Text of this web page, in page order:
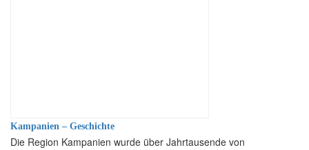
Kampanien – Geschichte
Die Region Kampanien wurde über Jahrtausende von